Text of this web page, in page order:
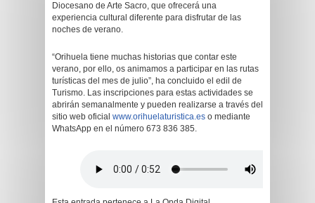
Diocesano de Arte Sacro, que ofrecerá una
experiencia cultural diferente para disfrutar de las
noches de verano.
“Orihuela tiene muchas historias que contar este
verano, por ello, os animamos a participar en las rutas
turísticas del mes de julio”, ha concluido el edil de
Turismo. Las inscripciones para estas actividades se
abrirán semanalmente y pueden realizarse a través del
sitio web oficial www.orihuelaturistica.es o mediante
WhatsApp en el número 673 836 385.